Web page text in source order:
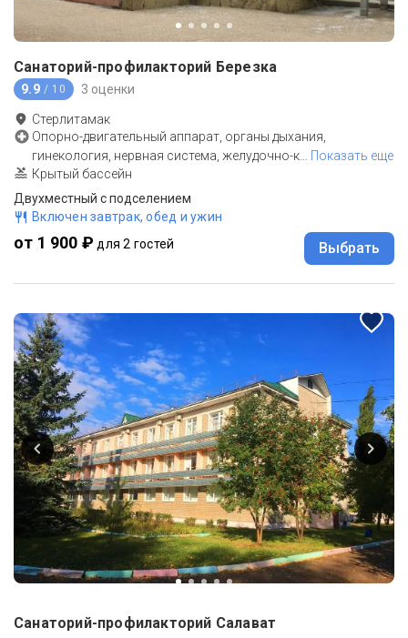
Санаторий-профилакторий Березка
9.9 / 10 3 оценки
Стерлитамак
Опорно-двигательный аппарат, органы дыхания,
гинекология, нервная система, желудочно-к
Показать еще
Крытый бассейн
Двухместный с подселением
Включен завтрак, обед и ужин
от 1 900 ₽ для 2 гостей Выбрать
Санаторий-профилакторий Салават